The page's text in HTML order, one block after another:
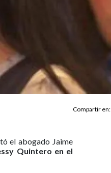
Compartir en:
el abogado Jaime
Quintero en el